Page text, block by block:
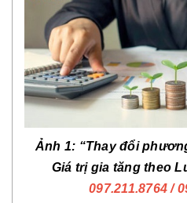
Ảnh 1: “Thay đổi
Giá trị gia tăng theo
097.211.8764/